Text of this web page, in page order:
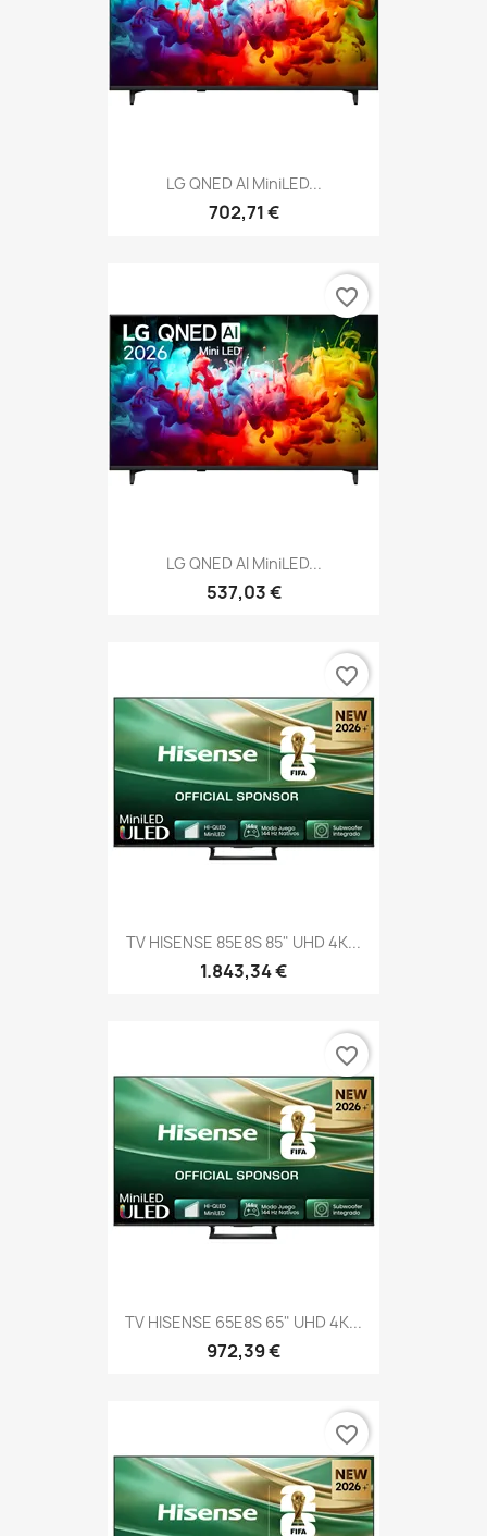
LG QNED AI MiniLED...
702,71 €
LG QNED AI MiniLED...
537,03 €
favorite_border
TV HISENSE 85E8S 85" UHD 4K...
1.843,34 €
favorite_border
TV HISENSE 65E8S 65" UHD 4K...
972,39 €
favorite_border
favorite_border